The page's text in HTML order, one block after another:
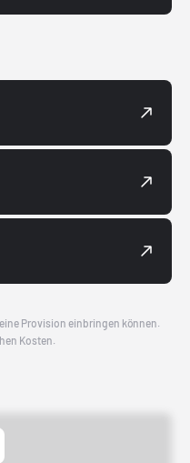
Provision einbringen können.
Kosten.